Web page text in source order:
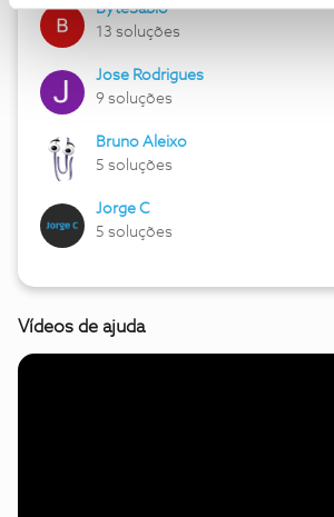
ByteSábio
13 soluções
Jose Rodrigues
9 soluções
Bruno Aleixo
5 soluções
Jorge C
5 soluções
Vídeos de ajuda